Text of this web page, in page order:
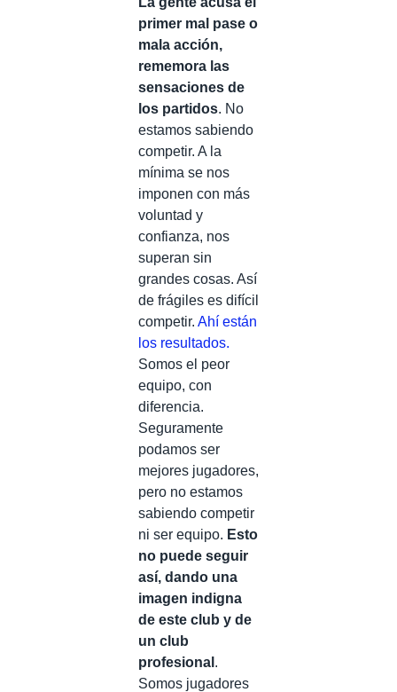
primer mal pase o
mala acción,
rememora las
sensaciones de
los partidos. No
estamos sabiendo
competir. A la
mínima se nos
imponen con más
voluntad y
confianza, nos
superan sin
grandes cosas. Así
de frágiles es difícil
competir. Ahí están
los resultados.
Somos el peor
equipo, con
diferencia.
Seguramente
podamos ser
mejores jugadores,
pero no estamos
sabiendo competir
ni ser equipo. Esto
no puede seguir
así, dando una
imagen indigna
de este club y de
un club
profesional .
Somos jugadores